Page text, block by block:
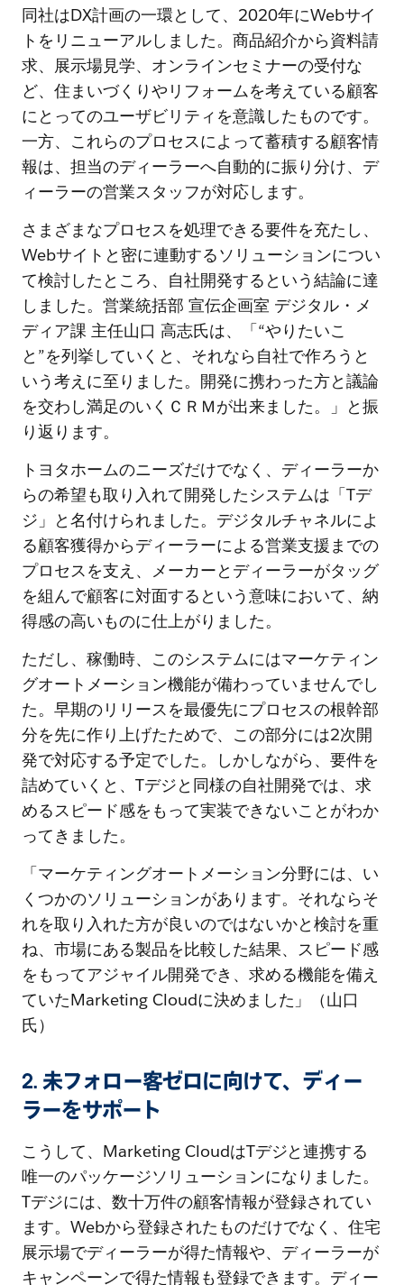
同社はDX計画の一環として、2020年にWebサイ
トをリニューアルしました。商品紹介から資料請
求、展示場見学、オンラインセミナーの受付な
ど、住まいづくりやリフォームを考えている顧客
にとってのユーザビリティを意識したものです。
一方、これらのプロセスによって蓄積する顧客情
報は、担当のディーラーへ自動的に振り分け、デ
ィーラーの営業スタッフが対応します。
さまざまなプロセスを処理できる要件を充たし、
Webサイトと密に連動するソリューションについ
て検討したところ、自社開発するという結論に達
しました。営業統括部 宣伝企画室 デジタル・メ
ディア課 主任山口 高志氏は、「“やりたいこ
と”を列挙していくと、それなら自社で作ろうと
いう考えに至りました。開発に携わった方と議論
を交わし満足のいくＣＲＭが出来ました。」と振
り返ります。
トヨタホームのニーズだけでなく、ディーラーか
らの希望も取り入れて開発したシステムは「Tデ
ジ」と名付けられました。デジタルチャネルによ
る顧客獲得からディーラーによる営業支援までの
プロセスを支え、メーカーとディーラーがタッグ
を組んで顧客に対面するという意味において、納
得感の高いものに仕上がりました。
ただし、稼働時、このシステムにはマーケティン
グオートメーション機能が備わっていませんでし
た。早期のリリースを最優先にプロセスの根幹部
分を先に作り上げたためで、この部分には2次開
発で対応する予定でした。しかしながら、要件を
詰めていくと、Tデジと同様の自社開発では、求
めるスピード感をもって実装できないことがわか
ってきました。
「マーケティングオートメーション分野には、い
くつかのソリューションがあります。それならそ
れを取り入れた方が良いのではないかと検討を重
ね、市場にある製品を比較した結果、スピード感
をもってアジャイル開発でき、求める機能を備え
ていたMarketing Cloudに決めました」（山口
氏）
2. 未フォロー客ゼロに向けて、ディー
ラーをサポート
こうして、Marketing CloudはTデジと連携する
唯一のパッケージソリューションになりました。
Tデジには、数十万件の顧客情報が登録されてい
ます。Webから登録されたものだけでなく、住宅
展示場でディーラーが得た情報や、ディーラーが
キャンペーンで得た情報も登録できます。ディー